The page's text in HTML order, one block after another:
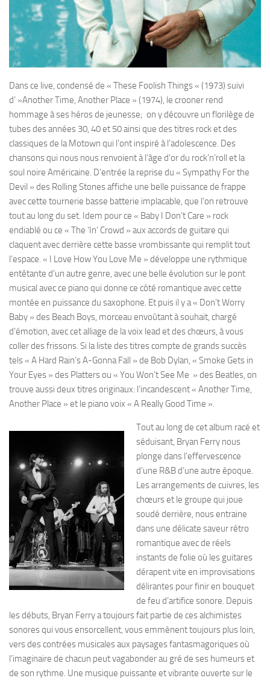
Dans ce live, condensé de « These Foolish Things « (1973) suivi
d’ »Another Time, Another Place » (1974), le crooner rend
hommage à ses héros de jeunesse; on y découvre un florilège de
tubes des années 30, 40 et 50 ainsi que des titres rock et des
classiques de la Motown qui l’ont inspiré à l’adolescence. Des
chansons qui nous nous renvoient à l’âge d’or du rock’n’roll et la
soul noire Américaine. D’entrée la reprise du « Sympathy For the
Devil » des Rolling Stones affiche une belle puissance de frappe
avec cette tournerie basse batterie implacable, que l’on retrouve
tout au long du set. Idem pour ce « Baby I Don’t Care » rock
endiablé ou ce « The ‘In’ Crowd » aux accords de guitare qui
claquent avec derrière cette basse vrombissante qui remplit tout
l’espace. « I Love How You Love Me » développe une rythmique
entêtante d’un autre genre, avec une belle évolution sur le pont
musical avec ce piano qui donne ce côté romantique avec cette
montée en puissance du saxophone. Et puis il y a « Don’t Worry
Baby » des Beach Boys, morceau envoûtant à souhait, chargé
d’émotion, avec cet alliage de la voix lead et des chœurs, à vous
coller des frissons. Si la liste des titres compte de grands succès
tels « A Hard Rain’s A-Gonna Fall » de Bob Dylan, « Smoke Gets in
Your Eyes » des Platters ou « You Won’t See Me » des Beatles, on
trouve aussi deux titres originaux: l’incandescent « Another Time,
Another Place » et le piano voix « A Really Good Time ».
Tout au long de cet album racé et
séduisant, Bryan Ferry nous
plonge dans l’effervescence
d’une R&B d’une autre époque.
Les arrangements de cuivres, les
chœurs et le groupe qui joue
soudé derrière, nous entraine
dans une délicate saveur rétro
romantique avec de réels
instants de folie où les guitares
dérapent vite en improvisations
délirantes pour finir en bouquet
de feu d’artifice sonore. Depuis
les débuts, Bryan Ferry a toujours fait partie de ces alchimistes
sonores qui vous ensorcellent, vous emmènent toujours plus loin,
vers des contrées musicales aux paysages fantasmagoriques où
l’imaginaire de chacun peut vagabonder au gré de ses humeurs et
de son rythme. Une musique puissante et vibrante ouverte sur le